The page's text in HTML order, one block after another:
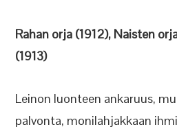
Rahan orja (1912), Naisten
(1913)
Leinon luonteen ankaruus,
palvonta, monilahjakkaan